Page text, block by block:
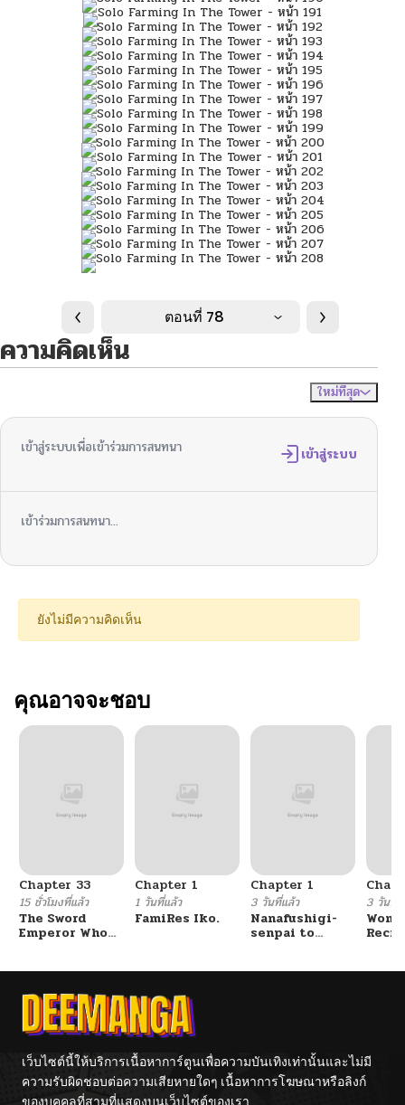
ตอนที่ 78
ความคิดเห็น
ใหม่ที่สุด
เข้าสู่ระบบเพื่อเข้าร่วมการสนทนา เข้าสู่ระบบ
เข้าร่วมการสนทนา...
ยังไม่มีความคิดเห็น
คุณอาจจะชอบ
Chapter 33
15 ชั่วโมงที่แล้ว
The Sword
Emperor Who
จักรพรรดิเทพดาบ
ผงาดเหนือชาติภพ
Chapter 1
1 วันที่แล้ว
FamiRes Iko.
Chapter 1
3 วันที่แล้ว
Nanafushigi-
senpai to
3 วันที่
เว็บไซต์นี้ให้บริการเนื้อหาการ์ตูนเพื่อความบันเทิงเท่านั้นและไม่มี
ความรับผิดชอบต่อความเสียหายใดๆ เนื้อหาการโฆษณาหรือลิงก์
ของบุคคลที่สามที่แสดงบนเว็บไซต์ของเรา